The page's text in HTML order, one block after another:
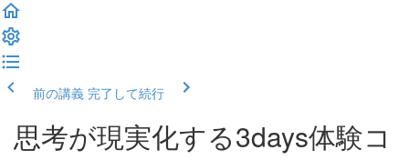
前の講義 完了して続行
思考が現実化する3days体験コ